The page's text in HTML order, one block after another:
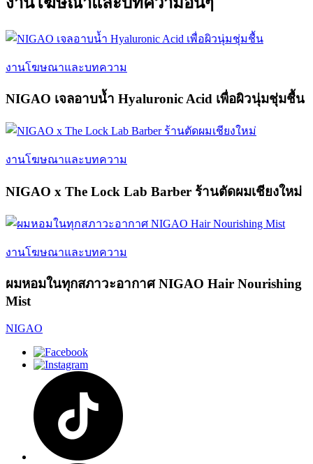
งานโฆษณาและบทความ
NIGAO เจลอาบน้ำ Hyaluronic Acid เพื่อผิวนุ่มชุ่มชื้น
งานโฆษณาและบทความ
NIGAO x The Lock Lab Barber ร้านตัดผมเชียงใหม่
งานโฆษณาและบทความ
ผมหอมในทุกสภาวะอากาศ NIGAO Hair Nourishing
Mist
NIGAO